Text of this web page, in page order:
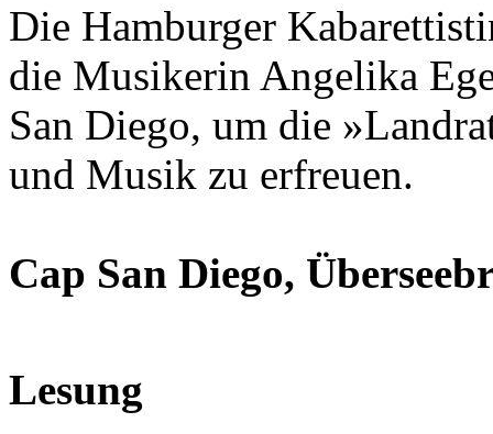
Die Hamburger
die Musikerin Angelika
San Diego, um die
und Musik zu erfreuen.
Cap San Diego,
Lesung